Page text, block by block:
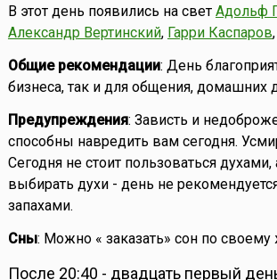
В этот день появились на свет Адольф
Александр Вертинский, Гарри Каспаров,
Общие рекомендации: День
бизнеса, так и для общения, домашних
Предупреждения: Зависть и
способны навредить вам сегодня.
Сегодня не стоит пользоваться духами,
выбирать духи - день не
запахами.
Сны: Можно « заказать» сон по
После 20:40 - двадцать первый